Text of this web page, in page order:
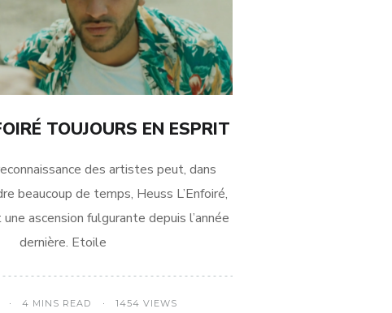
TOUJOURS EN ESPRIT
des artistes peut, dans
beaucoup de temps, Heuss L’Enfoiré,
ascension fulgurante depuis l’année
dernière. Etoile
4 MINS READ 1454 VIEWS